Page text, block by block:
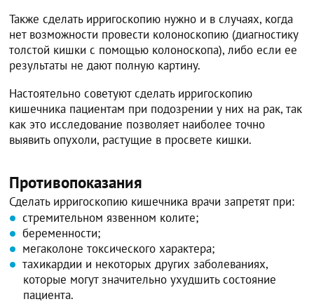
Также сделать ирригоскопию нужно и в случаях, когда
нет возможности провести колоноскопию (диагностику
толстой кишки с помощью колоноскопа), либо если ее
результаты не дают полную картину.
Настоятельно советуют сделать ирригоскопию
кишечника пациентам при подозрении у них на рак, так
как это исследование позволяет наиболее точно
выявить опухоли, растущие в просвете кишки.
Противопоказания
Сделать ирригоскопию кишечника врачи запретят при:
стремительном язвенном колите;
беременности;
мегаколоне токсического характера;
тахикардии и некоторых других заболеваниях,
которые могут значительно ухудшить состояние
пациента.